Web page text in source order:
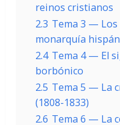
reinos cristianos
2.3 Tema 3 — Los
monarquía
2.4 Tema 4 — El
borbónico
2.5 Tema 5 — La
(1808-1833)
2.6 Tema 6 — La